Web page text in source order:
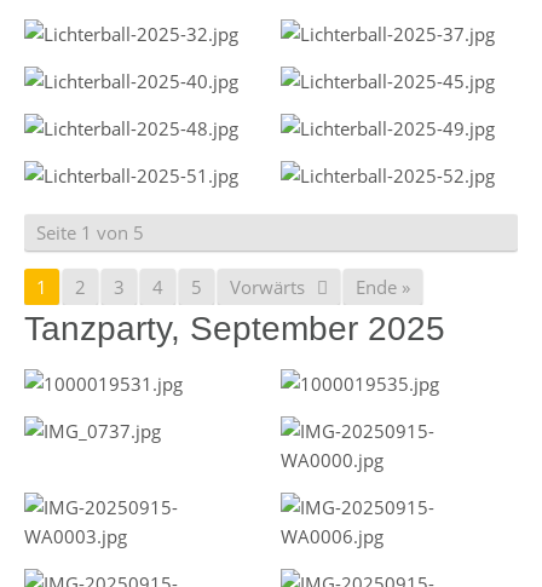
Seite 1 von 5
1 2 3 4 5 Vorwärts Ende »
Tanzparty, September 2025